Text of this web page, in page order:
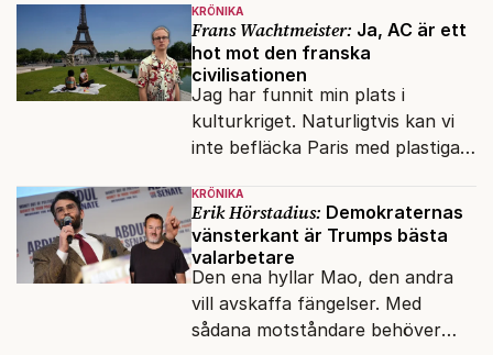
KRÖNIKA
Frans Wachtmeister: Ja, AC är ett
hot mot den franska
civilisationen
Jag har funnit min plats i
kulturkriget. Naturligtvis kan vi
inte befläcka Paris med plastiga
KRÖNIKA
Erik Hörstadius: Demokraternas
vänsterkant är Trumps bästa
valarbetare
Den ena hyllar Mao, den andra
vill avskaffa fängelser. Med
sådana motståndare behöver